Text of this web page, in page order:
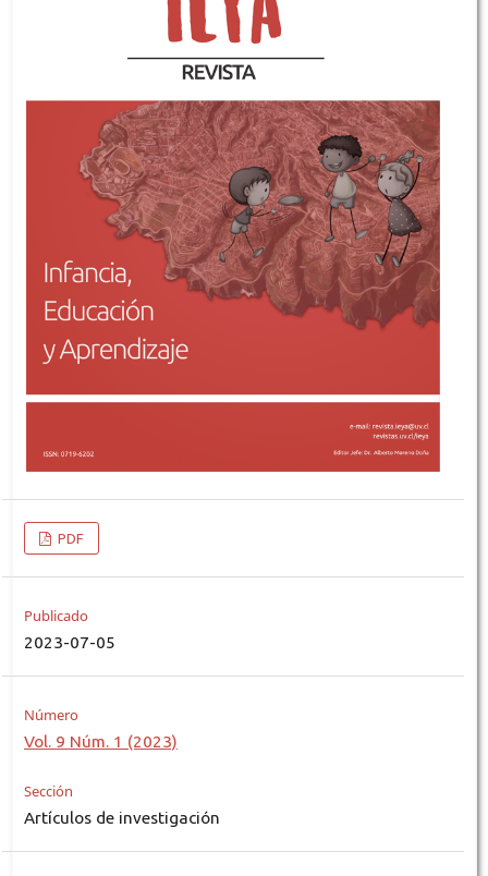
PDF
Publicado
2023-07-05
Número
Vol. 9 Núm. 1 (2023)
Sección
Artículos de investigación